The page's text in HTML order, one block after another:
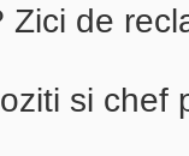
Zici de
si